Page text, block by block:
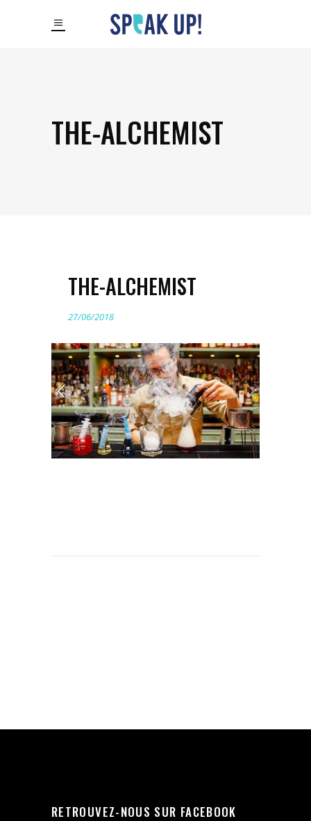
THE-ALCHEMIST
THE-ALCHEMIST
27/06/2018
RETROUVEZ-NOUS SUR FACEBOOK